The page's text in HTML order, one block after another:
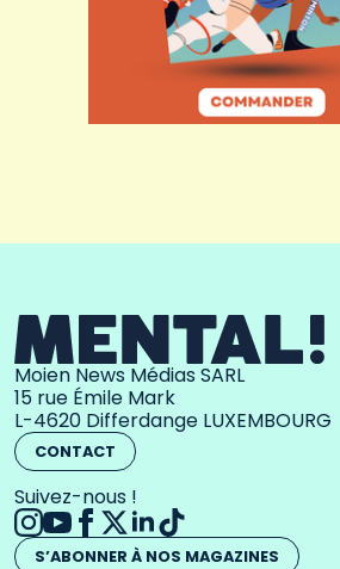
Moien News Médias SARL
15 rue Émile Mark
L-4620 Differdange LUXEMBOURG
CONTACT
Suivez-nous !
S’ABONNER À NOS MAGAZINES